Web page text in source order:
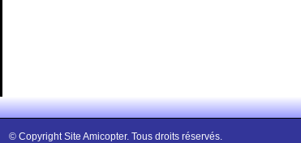
© Copyright Site Amicopter. Tous droits réservés.